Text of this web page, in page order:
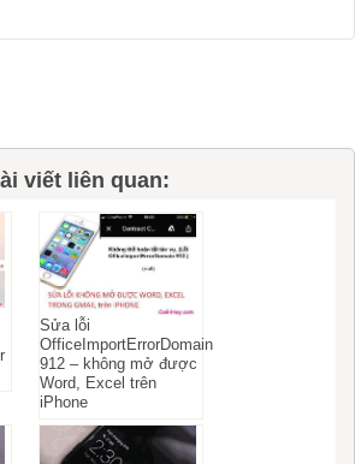
viết liên quan:
Sửa lỗi
OfficeImportErrorDomain
912 – không mở được
Word, Excel trên
iPhone